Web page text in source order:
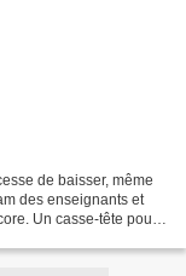
de baisser, même
des enseignants et
Un casse-tête pour